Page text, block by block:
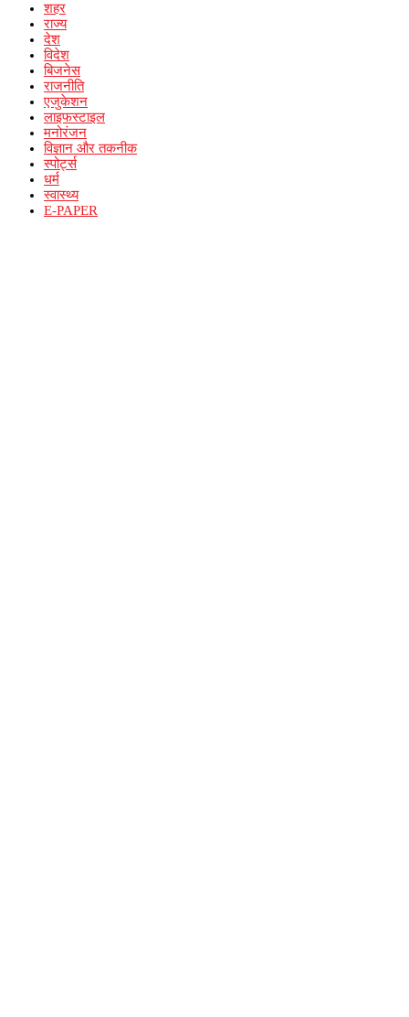
शहर
राज्य
देश
विदेश
बिजनेस
राजनीति
एजुकेशन
लाइफस्टाइल
मनोरंजन
विज्ञान और तकनीक
स्पोर्ट्स
धर्म
स्वास्थ्य
E-PAPER